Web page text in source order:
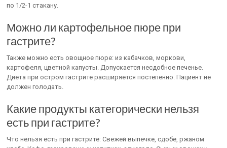
по 1/2-1 стакану.
Можно ли картофельное пюре при
гастрите?
Также можно есть овощное пюре: из кабачков, моркови,
картофеля, цветной капусты. Допускается несдобное печенье.
Диета при остром гастрите расширяется постепенно. Пациент не
должен голодать.
Какие продукты категорически нельзя
есть при гастрите?
Что нельзя есть при гастрите: Свежей выпечке, сдобе, ржаном